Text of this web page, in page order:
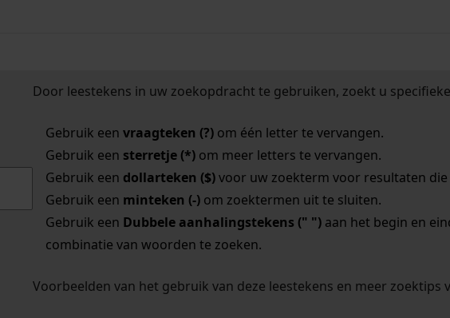
Door leestekens in uw zoekopdracht te gebruiken, zoekt u
Gebruik een vraagteken (?)om één letter te vervangen.
Gebruik een sterretje (*)om meer letters te vervangen.
Gebruik een dollarteken ($)voor uw zoekterm voor resultaten die
Gebruik een minteken (-)om zoektermen uit te sluiten.
Gebruik een Dubbele aanhalingstekens (" ")aan het begin en
combinatie van woorden te zoeken.
Voorbeelden van het gebruik van deze leestekens en meer zoektips